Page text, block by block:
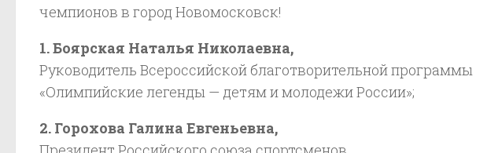
чемпионов в город Новомосковск!
1. Боярская Наталья Николаевна,
Руководитель Всероссийской благотворительной программы
«Олимпийские легенды — детям и молодежи России»;
2. Горохова Галина Евгеньевна,